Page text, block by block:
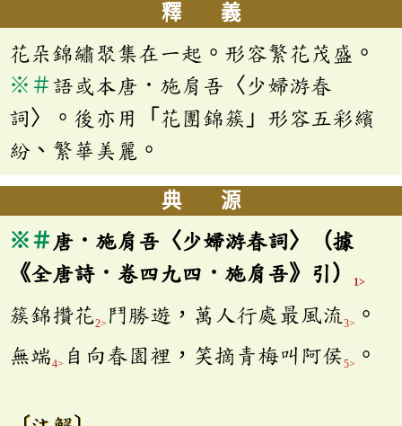
釋 義
花朵錦繡聚集在一起。形容繁花茂盛。
※ ＃語或本唐．施肩吾〈少婦游春
詞〉。後亦用「花團錦簇」形容五彩繽
紛、繁華美麗。
典 源
※ ＃唐．施肩吾〈少婦游春詞〉（據
《全唐詩．卷四九四．施肩吾》引）
1>
簇錦攢花2> 鬥勝遊，萬人行處最風流 3>
。
無端4> 自向春園裡，笑摘青梅叫阿侯5> 。